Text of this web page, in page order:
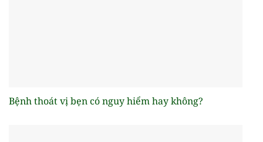
Bệnh thoát vị bẹn có nguy hiểm hay không?